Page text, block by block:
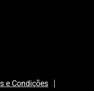
e Condições